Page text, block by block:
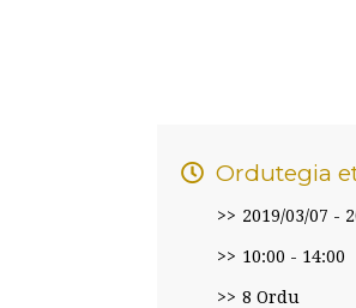
Ordutegia
2019/03/07 -
10:00 - 14:00
8 Ordu